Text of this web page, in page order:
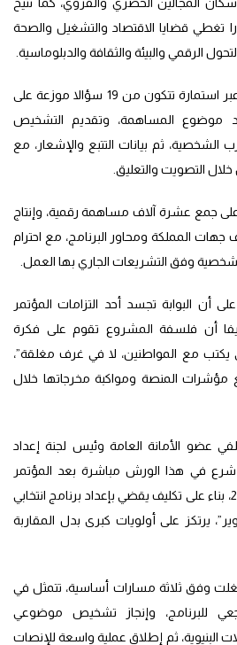
تغطي قضايا الاقتصاد والتشغيل والصحة
الرقمي والبيئة والثقافة والدبلوماسية.
وأبرز أن المساهمات ستتم عبر استمارة تتكون من 19 سؤالا موزعة على
موضوع المساهمة، وتقديم التشخيص
الشخصية، ثم بيانات التتبع والإشعار، مع
التصويت والتعليق.
على جمع عشرة آلاف مساهمة رقمية، وإنتاج
المملكة ومحاور البرنامج، مع احترام
وفق التشريعات الجاري بها العمل.
أن البوابة تجسد أحد التزامات المؤتمر
أن فلسفة المشروع تقوم على فكرة
يكتب مع المواطنين، لا في غرف مغلقة”،
مؤشرات المنصة ومواكبة مخرجاتها خلال
عضو الأمانة العامة وئيس لجنة إعداد
شرع في هذا الورش مباشرة بعد المؤتمر
الوطني المنعقد في ماي 2025، بناء على تكليف يقضي بإعداد برنامج انتخابي
يرتكز على أولويات كبرى بدل المقاربة
وفق ثلاثة مسارات أساسية، تتمثل في
للبرنامج، وإنجاز تشخيص موضوعي
البنيوية، ثم إطلاق عملية واسعة للإنصات